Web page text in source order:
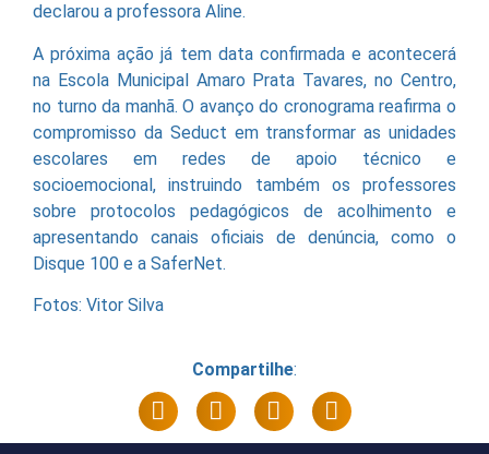
declarou a professora Aline.
A próxima ação já tem data confirmada e acontecerá
na Escola Municipal Amaro Prata Tavares, no Centro,
no turno da manhã. O avanço do cronograma reafirma o
compromisso da Seduct em transformar as unidades
escolares em redes de apoio técnico e
socioemocional, instruindo também os professores
sobre protocolos pedagógicos de acolhimento e
apresentando canais oficiais de denúncia, como o
Disque 100 e a SaferNet.
Fotos: Vitor Silva
Compartilhe: